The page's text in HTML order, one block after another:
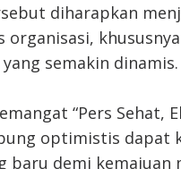
diharapkan
organisasi,
semakin dinamis.
“Pers Sehat,
optimistis dapat
baru demi kemajuan